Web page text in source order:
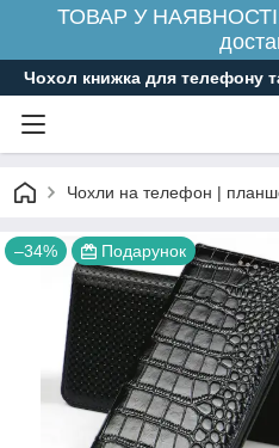
ТОВАР У НАЯВНОСТІ,
Чохол книжка для телефону
Чохли на телефон |
–34% Подарунок